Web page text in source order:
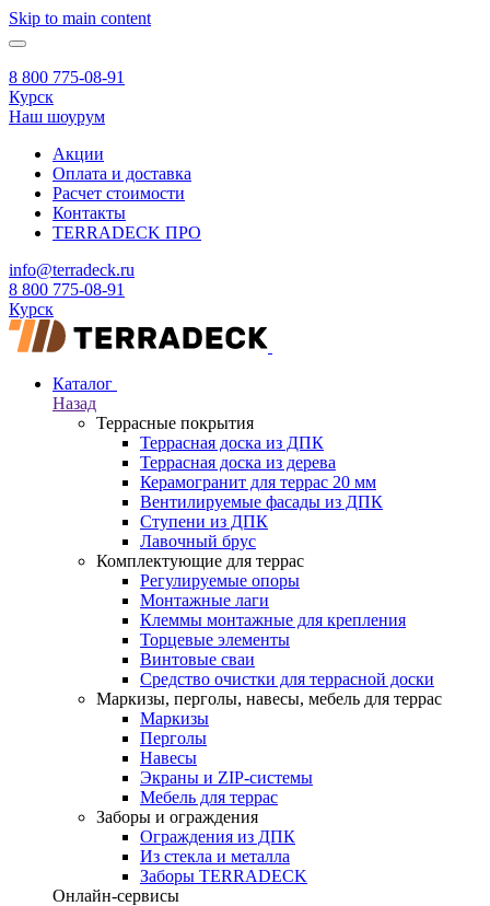
Skip to main content
8 800 775-08-91
Курск
Наш шоурум
Акции
Оплата и доставка
Расчет стоимости
Контакты
TERRADECK ПРО
info@terradeck.ru
8 800 775-08-91
Курск
Каталог
Назад
Террасные покрытия
Террасная доска из ДПК
Террасная доска из дерева
Керамогранит для террас 20 мм
Вентилируемые фасады из ДПК
Ступени из ДПК
Лавочный брус
Комплектующие для террас
Регулируемые опоры
Монтажные лаги
Клеммы монтажные для крепления
Торцевые элементы
Винтовые сваи
Средство очистки для террасной доски
Маркизы, перголы, навесы, мебель для террас
Маркизы
Перголы
Навесы
Экраны и ZIP-системы
Мебель для террас
Заборы и ограждения
Ограждения из ДПК
Из стекла и металла
Заборы TERRADECK
Онлайн-сервисы